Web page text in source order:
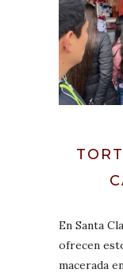
En Santa
ofrecen
macerada